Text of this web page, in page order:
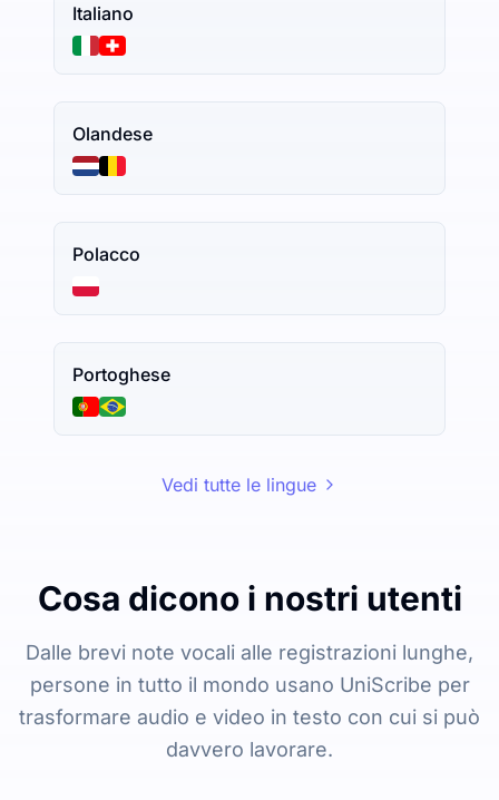
Italiano
Olandese
Polacco
Portoghese
Vedi tutte le lingue
Cosa dicono i nostri utenti
Dalle brevi note vocali alle registrazioni lunghe,
persone in tutto il mondo usano UniScribe per
trasformare audio e video in testo con cui si può
davvero lavorare.